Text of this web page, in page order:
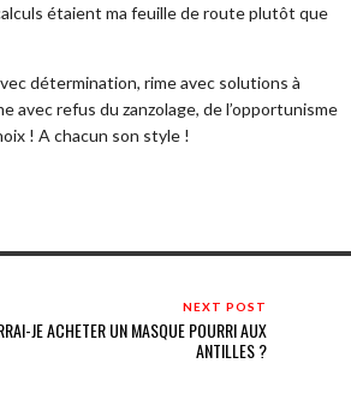
étaient ma feuille de route plutôt que
détermination, rime avec solutions à
avec refus du zanzolage, de l’opportunisme
! A chacun son style !
NEXT POST
JE ACHETER UN MASQUE POURRI AUX
ANTILLES ?